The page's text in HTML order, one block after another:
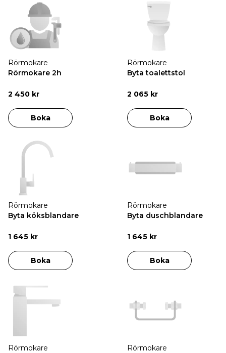
Rörmokare
Rörmokare 2h
2 450 kr
Boka
Rörmokare
Byta toalettstol
2 065 kr
Boka
Rörmokare
Byta köksblandare
1 645 kr
Boka
Rörmokare
Byta duschblandare
1 645 kr
Boka
Rörmokare
Rörmokare